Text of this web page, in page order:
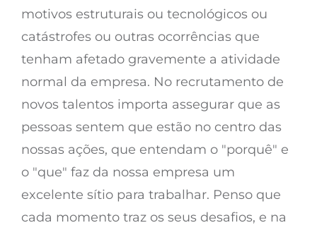
motivos estruturais ou tecnológicos ou
catástrofes ou outras ocorrências que
tenham afetado gravemente a atividade
normal da empresa. No recrutamento de
novos talentos importa assegurar que as
pessoas sentem que estão no centro das
nossas ações, que entendam o "porquê" e
o "que" faz da nossa empresa um
excelente sítio para trabalhar. Penso que
cada momento traz os seus desafios, e na